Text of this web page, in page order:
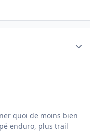
quoi de moins bien
enduro, plus trail